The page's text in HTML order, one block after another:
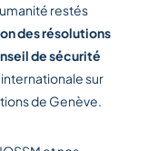
restés
des résolutions
de sécurité
sur
de Genève.